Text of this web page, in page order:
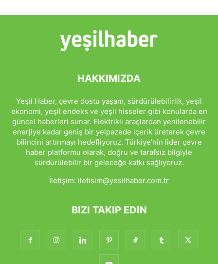
HAKKIMIZDA
Yeşil Haber, çevre dostu yaşam, sürdürülebilirlik, yeşil
ekonomi, yeşil endeks ve yeşil hisseler gibi konularda en
güncel haberleri sunar. Elektrikli araçlardan yenilenebilir
enerjiye kadar geniş bir yelpazede içerik üreterek çevre
bilincini artırmayı hedefliyoruz. Türkiye'nin lider çevre
haber platformu olarak, doğru ve tarafsız bilgiyle
sürdürülebilir bir geleceğe katkı sağlıyoruz.
İletişim: iletisim@yesilhaber.com.tr
BIZI TAKIP EDIN